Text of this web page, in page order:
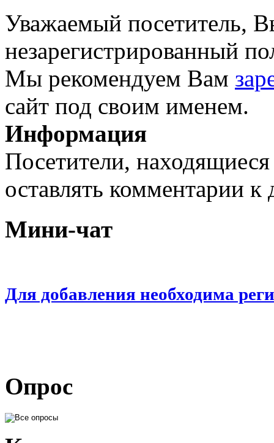
Уважаемый посетитель,
незарегистрированный
Мы рекомендуем Вам
сайт под своим именем.
Информация
Посетители,
оставлять комментарии
Мини-чат
Для добавления необходима
Опрос